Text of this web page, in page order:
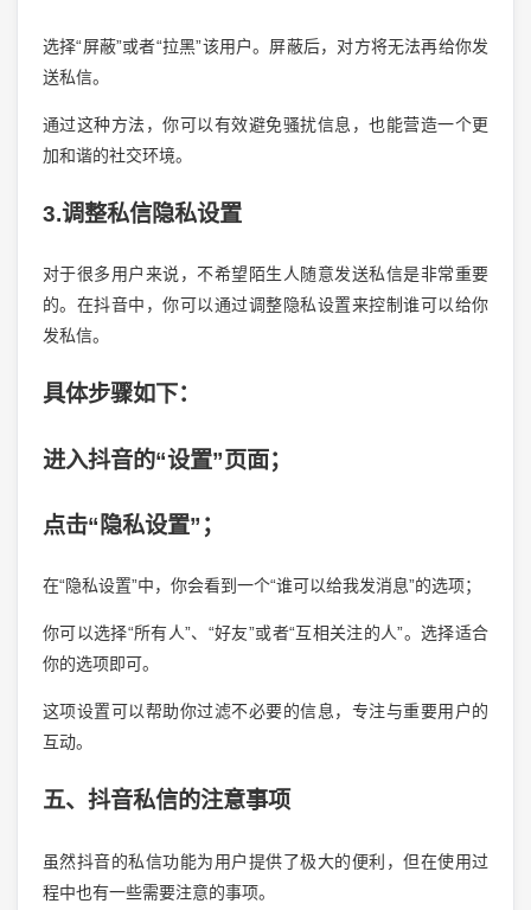
选择“屏蔽”或者“拉黑”该用户。屏蔽后，对方将无法再给你发
送私信。
通过这种方法，你可以有效避免骚扰信息，也能营造一个更
加和谐的社交环境。
3.调整私信隐私设置
对于很多用户来说，不希望陌生人随意发送私信是非常重要
的。在抖音中，你可以通过调整隐私设置来控制谁可以给你
发私信。
具体步骤如下：
进入抖音的“设置”页面；
点击“隐私设置”；
在“隐私设置”中，你会看到一个“谁可以给我发消息”的选项；
你可以选择“所有人”、“好友”或者“互相关注的人”。选择适合
你的选项即可。
这项设置可以帮助你过滤不必要的信息，专注与重要用户的
互动。
五、抖音私信的注意事项
虽然抖音的私信功能为用户提供了极大的便利，但在使用过
程中也有一些需要注意的事项。